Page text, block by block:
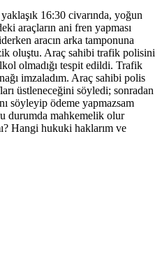
16:30 civarında, yoğun
araçların ani fren yapması
aracın arka tamponuna
oluştu. Araç sahibi trafik polisini
olmadığı tespit edildi. Trafik
imzaladım. Araç sahibi polis
üstleneceğini söyledi; sonradan
söyleyip ödeme yapmazsam
durumda mahkemelik olur
Hangi hukuki haklarım ve